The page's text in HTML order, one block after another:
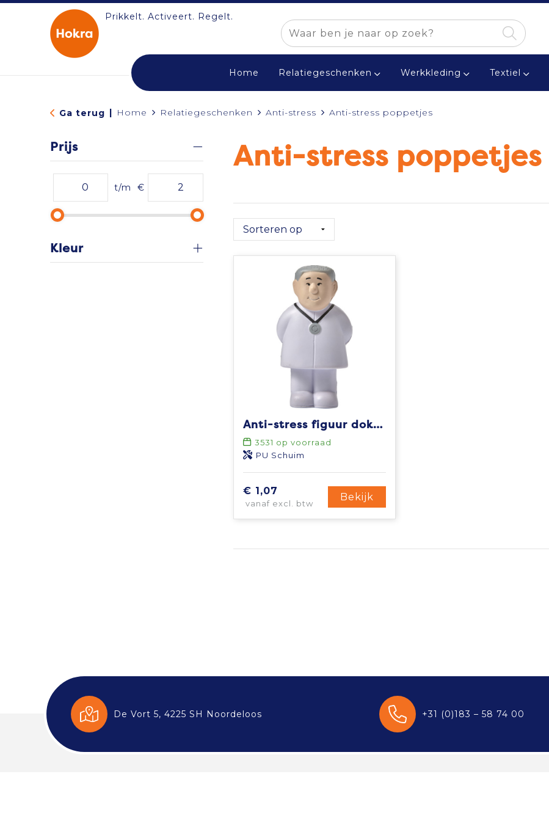
Prikkelt. Activeert. Regelt.
Home Relatiegeschenken Werkkleding Textiel
Ga terug | Home Relatiegeschenken Anti-stress Anti-stress poppetjes
Prijs
t/m €
Kleur
Anti-stress poppetjes
Anti-stress figuur doktor Lily
3531 op voorraad
PU Schuim
€ 1,07
vanaf excl. btw
Bekijk
De Vort 5, 4225 SH Noordeloos +31 (0)183 – 58 74 00